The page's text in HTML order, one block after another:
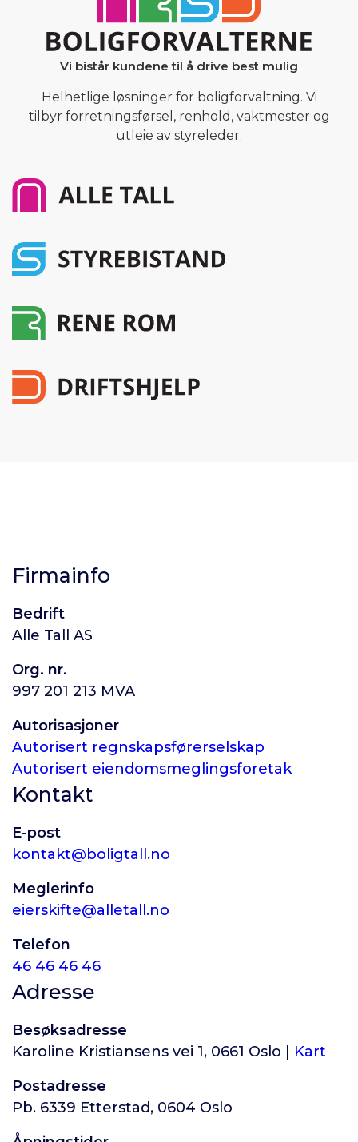
Vi bistår kundene til å drive best mulig
Helhetlige løsninger for boligforvaltning. Vi
tilbyr forretningsførsel, renhold, vaktmester og
utleie av styreleder.
Firmainfo
Bedrift
Alle Tall AS
Org. nr.
997 201 213 MVA
Autorisasjoner
Autorisert regnskapsførerselskap
Autorisert eiendomsmeglingsforetak
Kontakt
E-post
kontakt@boligtall.no
Meglerinfo
eierskifte@alletall.no
Telefon
46 46 46 46
Adresse
Besøksadresse
Karoline Kristiansens vei 1, 0661 Oslo | Kart
Postadresse
Pb. 6339 Etterstad, 0604 Oslo